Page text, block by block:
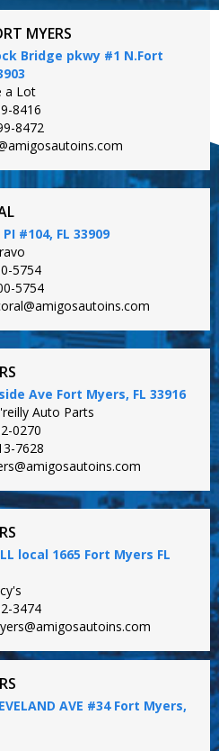
MYERS
Bridge pkwy #1 N.Fort
a Lot
8416
8472
#104, FL 33909
5754
5754
Ave Fort Myers, FL 33916
Auto Parts
0270
7628
local 1665 Fort Myers FL
3474
AVE #34 Fort Myers,